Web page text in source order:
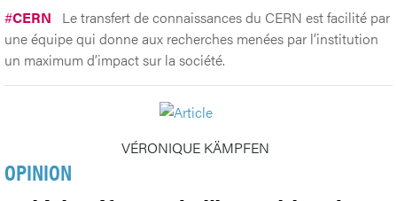
#CERN
Le transfert de connaissances du CERN est facilité par
une équipe qui donne aux recherches menées par l’institution
un maximum d’impact sur la société.
VÉRONIQUE KÄMPFEN
OPINION